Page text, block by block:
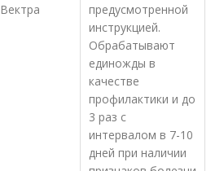
Вектра
предусмотренной
инструкцией.
Обрабатывают
единожды в
качестве
профилактики и до
3 раз с
интервалом в 7-10
дней при наличии